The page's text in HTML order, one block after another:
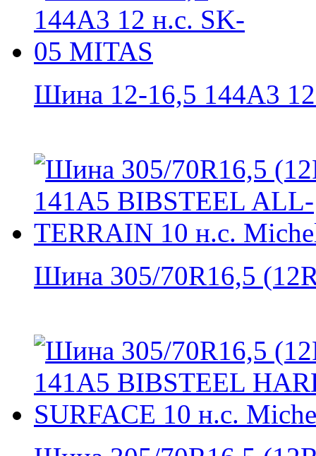
Шина 12-16,5 144A3
Шина 305/70R16,5